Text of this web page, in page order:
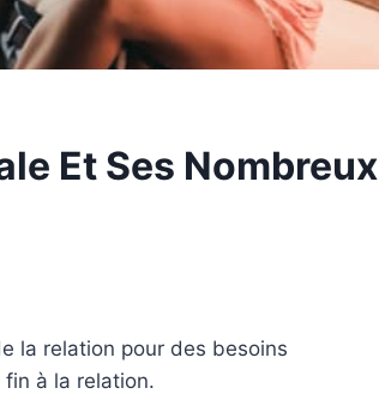
Et Ses Nombreux
la relation pour des besoins
à la relation.